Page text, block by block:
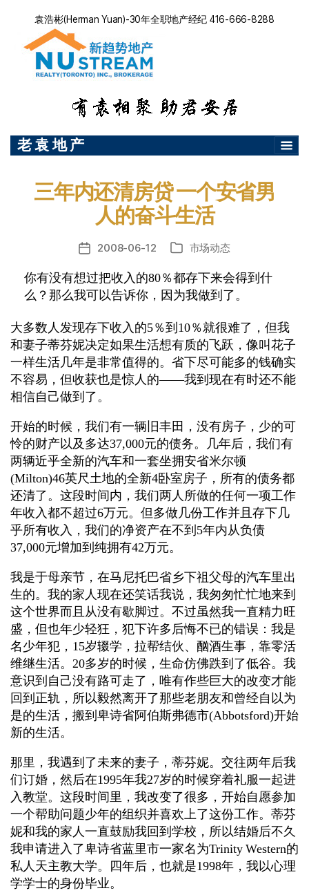
袁浩彬(Herman Yuan)-30年全职地产经纪 416-666-8288
老 袁 地 产
三年内还清房贷 一个安省男
人的奋斗生活
发
日
期
2008-06-12
分 市场动态
你有没有想过把收入的80％都存下来会得到什
么？那么我可以告诉你，因为我做到了。
大多数人发现存下收入的5％到10％就很难了，但我
和妻子蒂芬妮决定如果生活想有质的飞跃，像叫花子
一样生活几年是非常值得的。省下尽可能多的钱确实
不容易，但收获也是惊人的——我到现在有时还不能
相信自己做到了。
开始的时候，我们有一辆旧丰田，没有房子，少的可
怜的财产以及多达37,000元的债务。几年后，我们有
两辆近乎全新的汽车和一套坐拥安省米尔顿
(Milton)46英尺土地的全新4卧室房子，所有的债务都
还清了。这段时间内，我们两人所做的任何一项工作
年收入都不超过6万元。但多做几份工作并且存下几
乎所有收入，我们的净资产在不到5年内从负债
37,000元增加到纯拥有42万元。
我是于母亲节，在马尼托巴省乡下祖父母的汽车里出
生的。我的家人现在还笑话我说，我匆匆忙忙地来到
这个世界而且从没有歇脚过。不过虽然我一直精力旺
盛，但也年少轻狂，犯下许多后悔不已的错误：我是
名少年犯，15岁辍学，拉帮结伙、酗酒生事，靠零活
维继生活。20多岁的时候，生命仿佛跌到了低谷。我
意识到自己没有路可走了，唯有作些巨大的改变才能
回到正轨，所以毅然离开了那些老朋友和曾经自以为
是的生活，搬到卑诗省阿伯斯弗德市(Abbotsford)开始
新的生活。
那里，我遇到了未来的妻子，蒂芬妮。交往两年后我
们订婚，然后在1995年我27岁的时候穿着礼服一起进
入教堂。这段时间里，我改变了很多，开始自愿参加
一个帮助问题少年的组织并喜欢上了这份工作。蒂芬
妮和我的家人一直鼓励我回到学校，所以结婚后不久
我申请进入了卑诗省蓝里市一家名为Trinity Western的
私人天主教大学。四年后，也就是1998年，我以心理
学学士的身份毕业。